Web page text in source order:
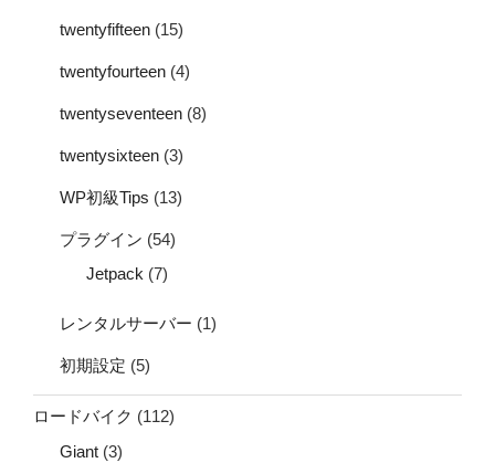
twentyfifteen (15)
twentyfourteen (4)
twentyseventeen (8)
twentysixteen (3)
WP初級Tips (13)
プラグイン (54)
Jetpack (7)
レンタルサーバー (1)
初期設定 (5)
ロードバイク (112)
Giant (3)